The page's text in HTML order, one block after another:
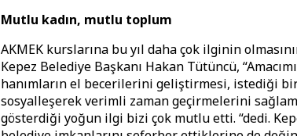
Mutlu kadın, mutlu toplum
AKMEK kurslarına bu yıl daha çok ilginin
Kepez Belediye Başkanı Hakan Tütüncü,
hanımların el becerilerini geliştirmesi, istediği
sosyalleşerek verimli zaman geçirmelerini
gösterdiği yoğun ilgi bizi çok mutlu etti. “dedi.